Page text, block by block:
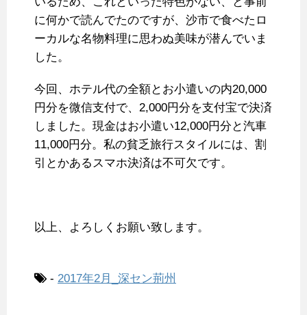
に何かで読んでたのですが、沙市で食べたロ
ーカルな名物料理に思わぬ美味が潜んでいま
した。
今回、ホテル代の全額とお小遣いの内20,000
円分を微信支付で、2,000円分を支付宝で決済
しました。現金はお小遣い12,000円分と汽車
11,000円分。私の貧乏旅行スタイルには、割
引とかあるスマホ決済は不可欠です。
以上、よろしくお願い致します。
- 2017年2月_深セン荊州